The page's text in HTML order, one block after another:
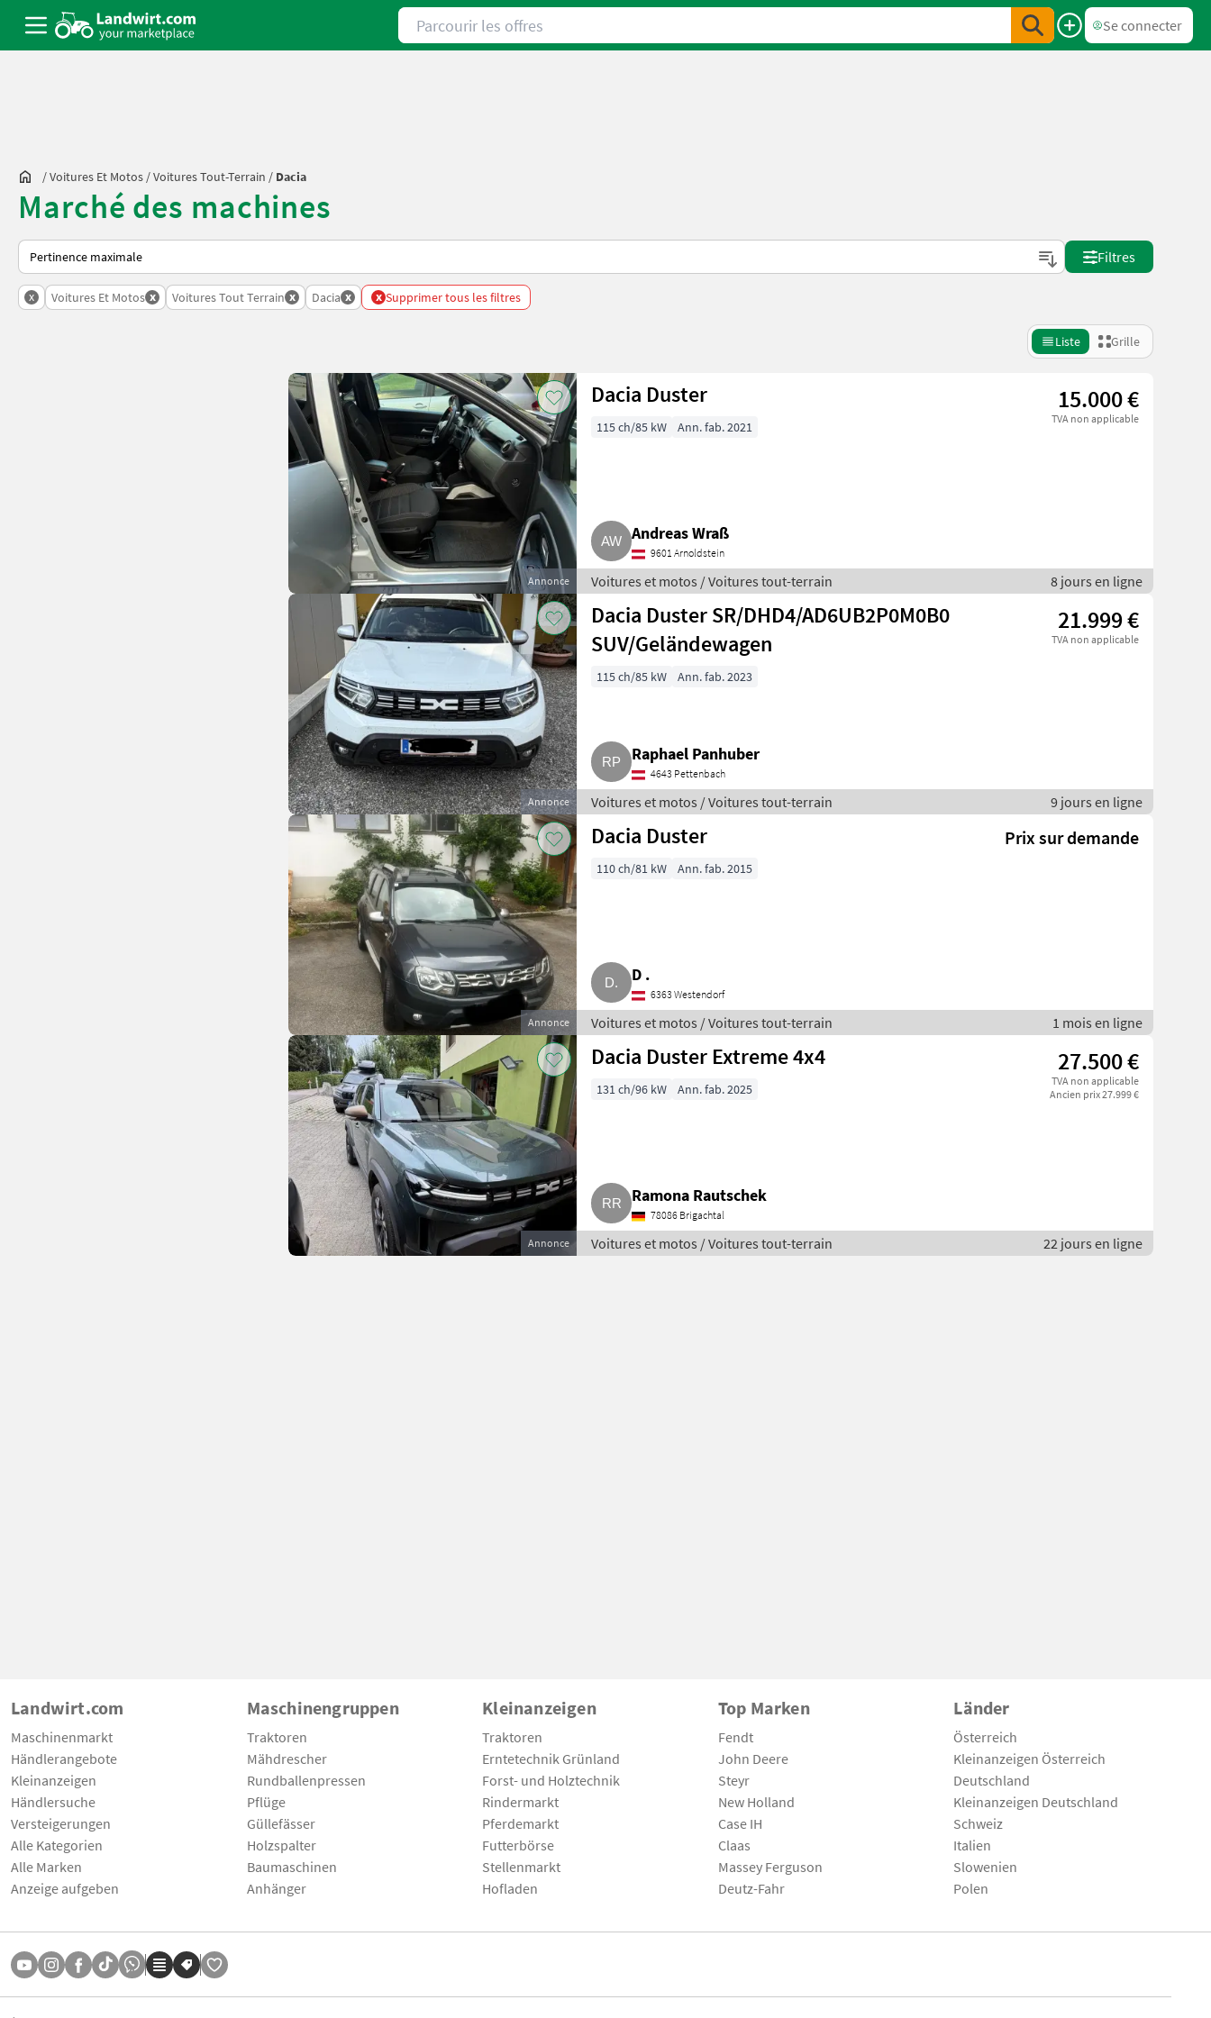
Parcourir les offres
Se connecter
/Voitures Et Motos /Voitures Tout-Terrain / Dacia
Marché des machines
Voici comment les annonces sont triées sur Landwirt.com
Filtres
x Voitures Et Motos x Voitures Tout Terrain x Dacia x x Supprimer tous les filtres
Liste Grille
Annonce
Dacia Duster 15.000 €
TVA non applicable
115 ch/85 kW Ann. fab. 2021
Andreas Wraß
9601 Arnoldstein
Voitures et motos / Voitures tout-terrain 8 jours en ligne
Annonce
Dacia Duster SR/DHD4/AD6UB2P0M0B0
SUV/Geländewagen
21.999 €
TVA non applicable
115 ch/85 kW Ann. fab. 2023
Raphael Panhuber
4643 Pettenbach
Voitures et motos / Voitures tout-terrain 9 jours en ligne
Annonce
Dacia Duster Prix sur demande
110 ch/81 kW Ann. fab. 2015
D .
6363 Westendorf
Voitures et motos / Voitures tout-terrain 1 mois en ligne
Annonce
Dacia Duster Extreme 4x4 27.500 €
TVA non applicable
Ancien prix 27.999 €
131 ch/96 kW Ann. fab. 2025
Ramona Rautschek
78086 Brigachtal
Voitures et motos / Voitures tout-terrain 22 jours en ligne
Landwirt.com
Maschinenmarkt
Händlerangebote
Kleinanzeigen
Händlersuche
Versteigerungen
Alle Kategorien
Alle Marken
Anzeige aufgeben
Maschinengruppen
Traktoren
Mähdrescher
Rundballenpressen
Pflüge
Güllefässer
Holzspalter
Baumaschinen
Anhänger
Kleinanzeigen
Traktoren
Erntetechnik Grünland
Forst- und Holztechnik
Rindermarkt
Pferdemarkt
Futterbörse
Stellenmarkt
Hofladen
Top Marken
Fendt
John Deere
Steyr
New Holland
Case IH
Claas
Massey Ferguson
Deutz-Fahr
Länder
Österreich
Kleinanzeigen Österreich
Deutschland
Kleinanzeigen Deutschland
Schweiz
Italien
Slowenien
Polen